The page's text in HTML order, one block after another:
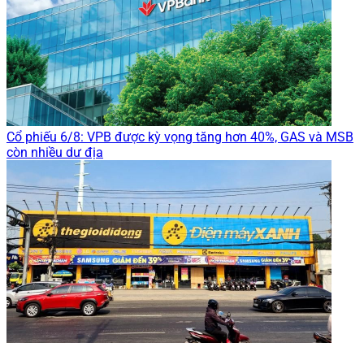
Cổ phiếu 6/8: VPB được kỳ vọng tăng hơn 40%, GAS và MSB
còn nhiều dư địa